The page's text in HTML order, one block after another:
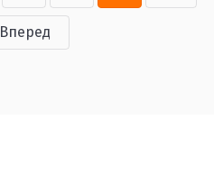
Вперед